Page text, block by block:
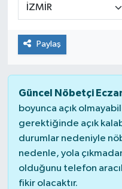
Paylaş
Güncel Nöbetçi
boyunca açık
gerektiğinde açık
durumlar nedeniyle
nedenle, yola
olduğunu telefon
fikir olacaktır.
KİĞI
MERKEZ
SAĞLIK
SİYASET
SOLHAN